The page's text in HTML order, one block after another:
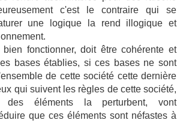
c'est le contraire qui se
une logique la rend illogique et
bien fonctionner, doit être cohérente et
bases établies, si ces bases ne sont
de cette société cette dernière
qui suivent les règles de cette société,
des éléments la perturbent, vont
que ces éléments sont néfastes à